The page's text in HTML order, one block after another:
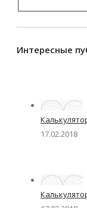
Интересные
17.02.2018